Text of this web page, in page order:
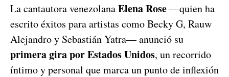
La cantautora venezolanaElena Rose—quien ha
escrito éxitos para artistas como Becky G, Rauw
Alejandro y Sebastián Yatra— anunció su
primera gira por Estados Unidos, un recorrido
íntimo y personal que marca un punto de inflexión